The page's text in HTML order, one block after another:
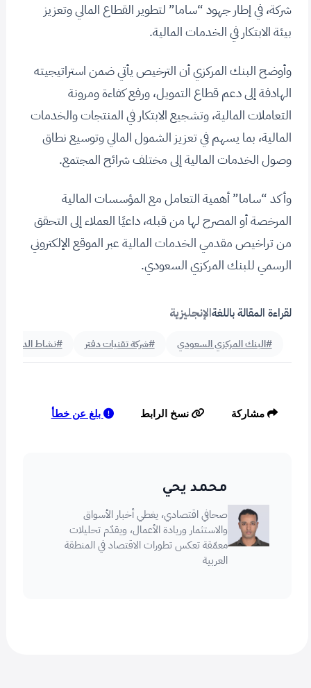
شركة، في إطار جهود “ساما” لتطوير القطاع المالي وتعزيز
بيئة الابتكار في الخدمات المالية.
وأوضح البنك المركزي أن الترخيص يأتي ضمن استراتيجيته
الهادفة إلى دعم قطاع التمويل، ورفع كفاءة ومرونة
التعاملات المالية، وتشجيع الابتكار في المنتجات والخدمات
المالية، بما يسهم في تعزيز الشمول المالي وتوسيع نطاق
وصول الخدمات المالية إلى مختلف شرائح المجتمع.
وأكد “ساما” أهمية التعامل مع المؤسسات المالية
المرخصة أو المصرح لها من قبله، داعيًا العملاء إلى التحقق
من تراخيص مقدمي الخدمات المالية عبر الموقع الإلكتروني
الرسمي للبنك المركزي السعودي.
لقراءة المقالة باللغةالإنجليزية
#البنك المركزي السعودي #شركة تقنيات دفتر #نشاط الدفع
مشاركة نسخ الرابط بلغ عن خطأ
محمد يحي
صحافي اقتصادي، يغطي أخبار الأسواق
والاستثمار وريادة الأعمال، ويقدّم تحليلات
معمّقة تعكس تطورات الاقتصاد في المنطقة
العربية